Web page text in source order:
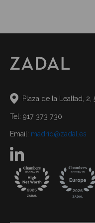
Plaza de la Lealtad, 2,
Tel: 917 373 730
Email: madrid@zadal.es